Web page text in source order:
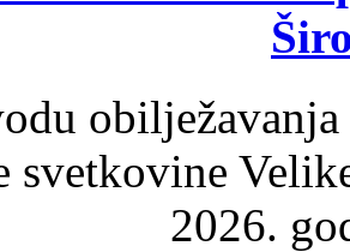
svetkovine
2026.